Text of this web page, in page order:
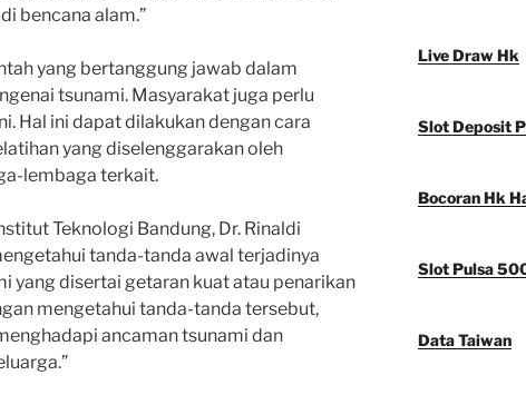
bencana alam.”
yang bertanggung jawab dalam
tsunami. Masyarakat juga perlu
Hal ini dapat dilakukan dengan cara
yang diselenggarakan oleh
lembaga terkait.
Teknologi Bandung, Dr. Rinaldi
tanda-tanda awal terjadinya
yang disertai getaran kuat atau penarikan
mengetahui tanda-tanda tersebut,
ancaman tsunami dan
Live Draw Hk
Slot Deposit
Bocoran Hk
Slot Pulsa
Data Taiwan